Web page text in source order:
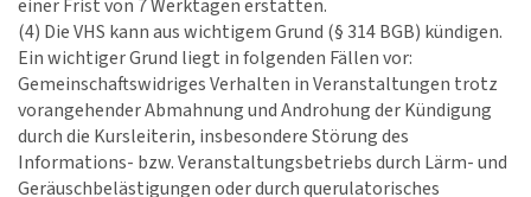
einer Frist von 7 Werktagen erstatten.
(4) Die VHS kann aus wichtigem Grund (§ 314 BGB) kündigen.
Ein wichtiger Grund liegt in folgenden Fällen vor:
Gemeinschaftswidriges Verhalten in Veranstaltungen trotz
vorangehender Abmahnung und Androhung der Kündigung
durch die Kursleiterin, insbesondere Störung des
Informations- bzw. Veranstaltungsbetriebs durch Lärm- und
Geräuschbelästigungen oder durch querulatorisches